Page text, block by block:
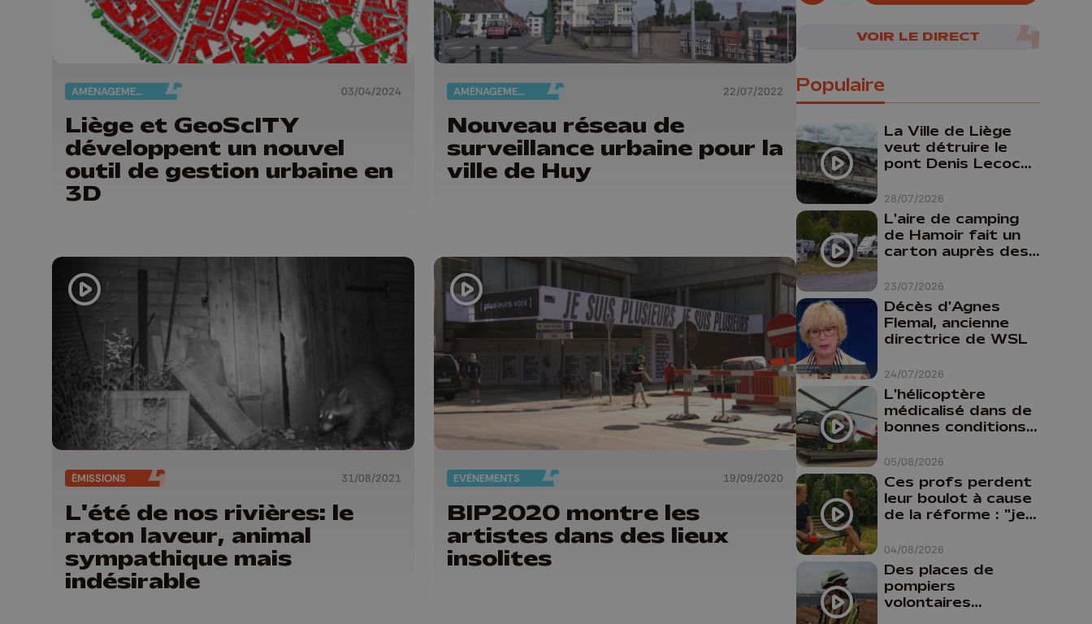
AMÉNAGEMENT DU TERRITOIRE 03/04/2024
Liège et GeoScITY
développent un nouvel
outil de gestion urbaine en
3D
AMÉNAGEMENT DU TERRITOIRE 22/07/2022
Nouveau réseau de
surveillance urbaine pour la
ville de Huy
ÉMISSIONS 31/08/2021
L'été de nos rivières: le
raton laveur, animal
sympathique mais
indésirable
EVÈNEMENTS 19/09/2020
BIP2020 montre les
artistes dans des lieux
insolites
VOIR LE DIRECT
Populaire
28/07/2026
La Ville de Liège
veut détruire le
pont Denis Lecocq
budget pour le
faire
23/07/2026
L'aire de camping
de Hamoir fait un
carton auprès des
24/07/2026
Décès d'Agnes
Flemal, ancienne
directrice de WSL
05/08/2026
L'hélicoptère
médicalisé dans de
bonnes conditions à
04/08/2026
Ces profs perdent
leur boulot à cause
de la réforme : "je
comme prof que
comme
pharmacienne"
Des places de
pompiers
volontaires